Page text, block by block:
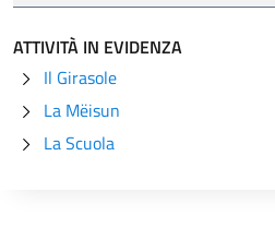
ATTIVITÀ IN EVIDENZA
Il Girasole
La Mëisun
La Scuola